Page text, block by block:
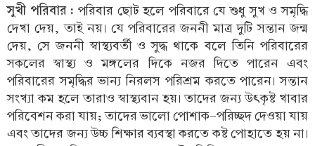
সুখী পরিবার : পরিবার ছোট হলে পরিবারে যে শুধু সুখ ও সমৃদ্ধি
দেখা দেয়, তাই নয়। যে পরিবারের জননী মাত্র দুটি সন্তান জন্ম
দেয়, সে জননী স্বাস্থ্যবর্তী ও সুদ্ধ থাকে বলে তিনি পরিবারের
সকলের স্বাস্থ্য ও মঙ্গলের দিকে নজর দিতে পারেন এবং
পরিবারের সমৃদ্ধির ভান্য নিরলস পরিশ্রম করতে পারেন। সন্তান
সংখ্যা কম হলে তারাও স্বাস্থ্যবান হয়। তাদের জন্য উৎকৃষ্ট খাবার
পরিবেশন করা যায়; তাদের ভালো পোশাক-পরিচ্ছদ দেওয়া যায়
এবং তাদের জন্য উচ্চ শিক্ষার ব্যবস্থা করতে কষ্ট পোহাতে হয় না।